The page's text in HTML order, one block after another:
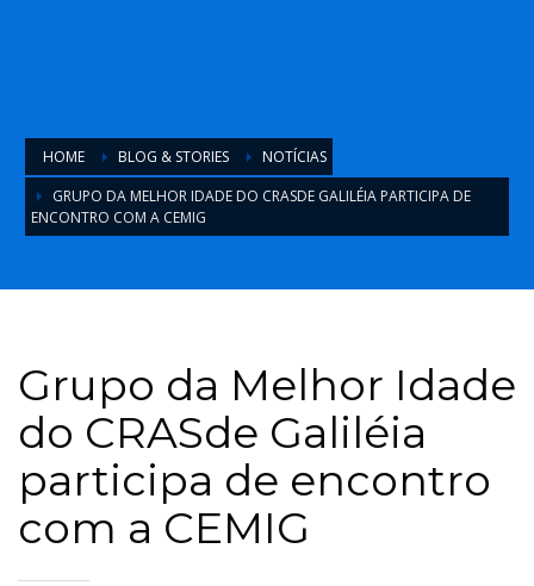
HOME BLOG & STORIES
NOTÍCIAS
GRUPO DA MELHOR IDADE DO CRASDE GALILÉIA PARTICIPA DE
ENCONTRO COM A CEMIG
Grupo da Melhor Idade
do CRASde Galiléia
participa de encontro
com a CEMIG